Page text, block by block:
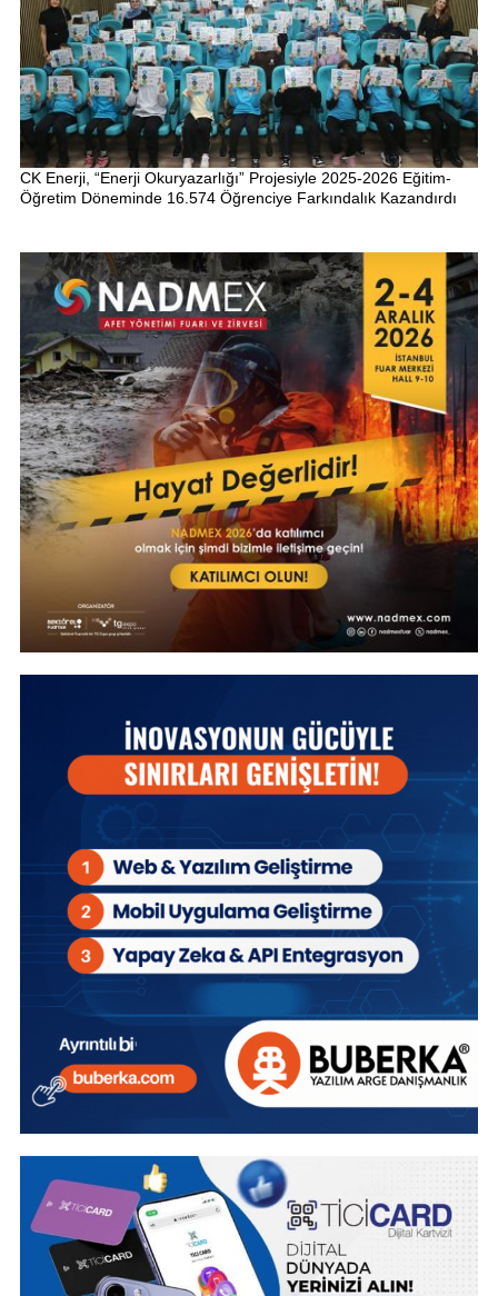
CK Enerji, “Enerji Okuryazarlığı” Projesiyle 2025-2026 Eğitim-
Öğretim Döneminde 16.574 Öğrenciye Farkındalık Kazandırdı